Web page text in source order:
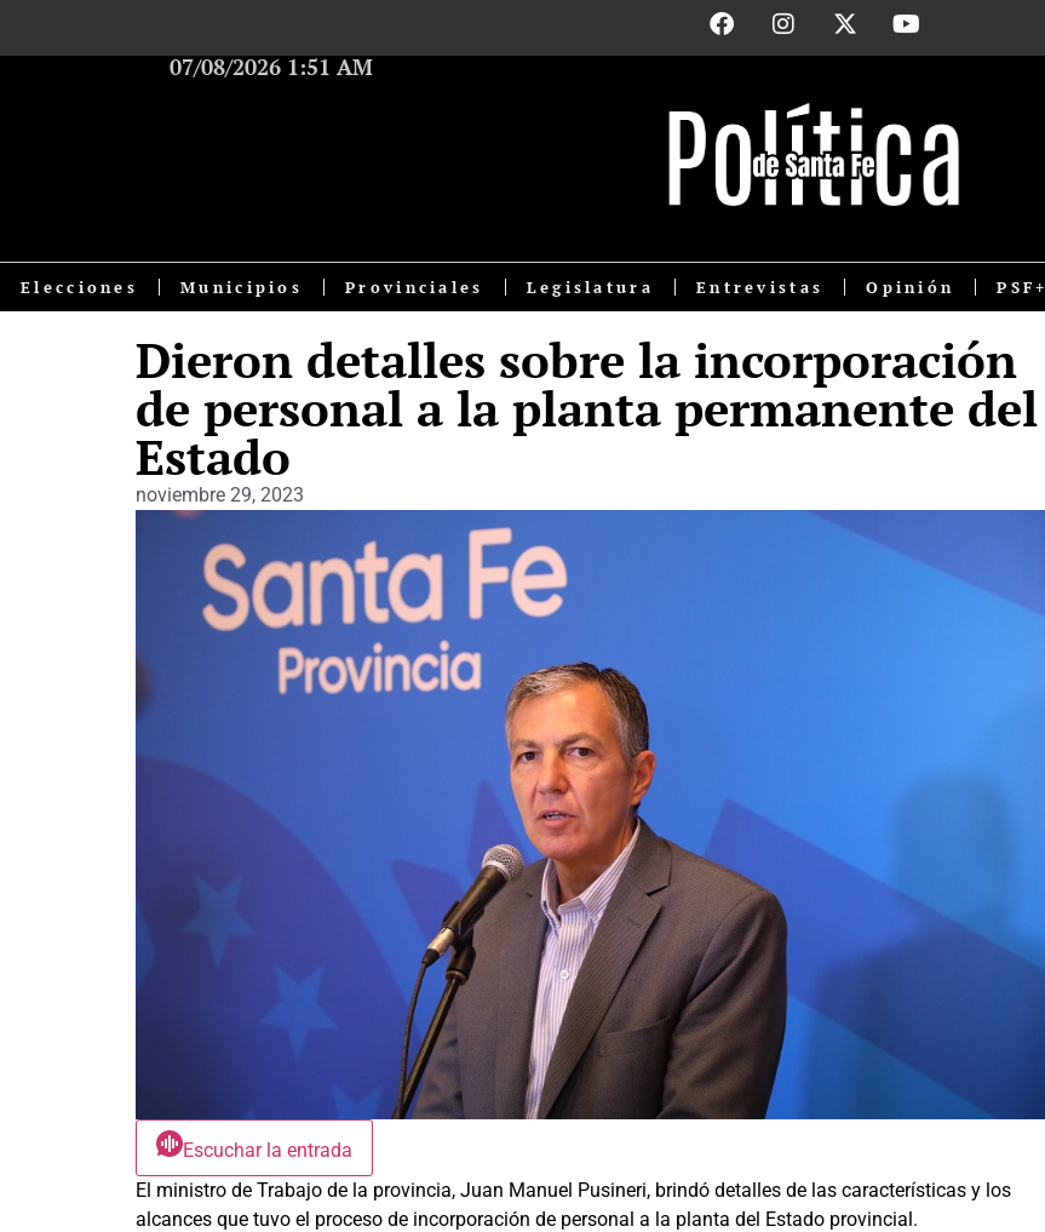
07/08/2026 1:51 AM
Elecciones Municipios Provinciales Legislatura Entrevistas Opinión PSF+
Dieron detalles sobre la incorporación
de personal a la planta permanente del
Estado
noviembre 29, 2023
Escuchar la entrada
El ministro de Trabajo de la provincia, Juan Manuel Pusineri, brindó detalles de las características y los
alcances que tuvo el proceso de incorporación de personal a la planta del Estado provincial.